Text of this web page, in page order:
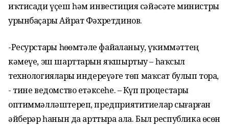
иҡтисади үҫеш һәм инвестиция сәйәсәте министры
урынбаҫары Айрат Фәхретдинов.
-Ресурстарҙы һөҙөмтәле файҙаланыу, үҙҡиммәттең
кәмеүе, эш шарттарын яҡшыртыу – һаҡсыл
технологияларҙы индереүҙәге төп маҡсат булып тора,
- тине ведомство етәксеһе. – Күп процестарҙы
оптиммәлләштереп, предприятитиелар сығарған
әйберҙәр һанын да арттыра ала. Был республика өсөн